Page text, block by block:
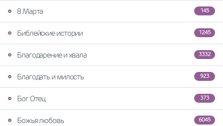
145
8 Марта
1245
Библейские истории
3332
Благодарение и хвала
923
Благодать и милость
373
Бог Отец
6045
Божья любовь